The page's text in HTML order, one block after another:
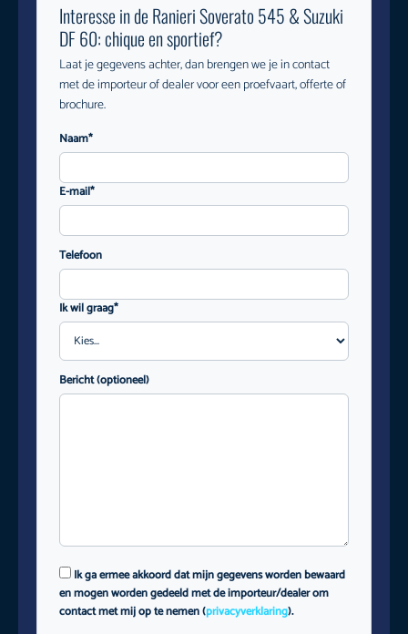
Interesse in de Ranieri Soverato 545 & Suzuki
DF 60: chique en sportief?
Laat je gegevens achter, dan brengen we je in contact
met de importeur of dealer voor een proefvaart, offerte of
brochure.
Naam*
E-mail*
Telefoon
Ik wil graag*
Bericht (optioneel)
Ik ga ermee akkoord dat mijn gegevens worden bewaard
en mogen worden gedeeld met de importeur/dealer om
contact met mij op te nemen (privacyverklaring).